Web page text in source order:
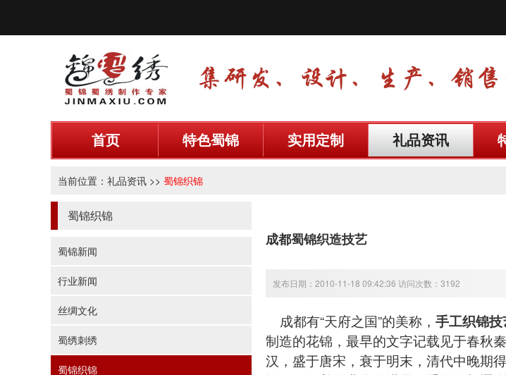
首页 特色蜀锦 实用定制 礼品资讯
当前位置： 礼品资讯 >> 蜀锦织锦
蜀锦织锦
蜀锦新闻
行业新闻
丝绸文化
蜀绣刺绣
蜀锦织锦
成都蜀锦织造技艺
发布日期：2010-11-18 09:42:36 访问次数：3192
成都有“天府之国”的美称， 手工织锦技
制造的花锦，最早的文字记载见于春秋
汉，盛于唐宋，衰于明末，清代中晚期